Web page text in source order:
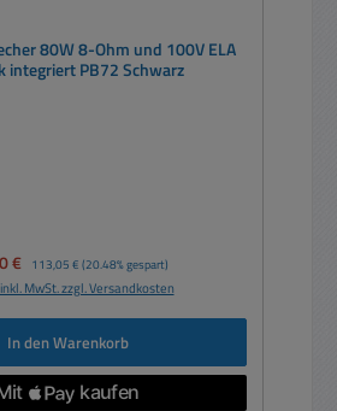
80W 8-Ohm und 100V ELA
integriert PB72 Schwarz
€ Regulärer Preis:
113,05 € (20.48% gespart)
MwSt. zzgl. Versandkosten
In den Warenkorb